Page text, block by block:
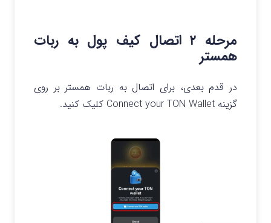
مرحله ۲ اتصال کیف پول به ربات
همستر
در قدم بعدی، برای اتصال به ربات همستر بر روی
گزینه Connect your TON Wallet کلیک کنید.